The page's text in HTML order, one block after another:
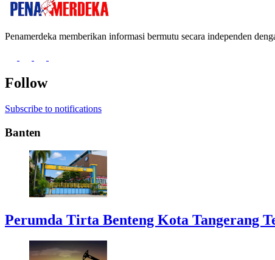
Penamerdeka memberikan informasi bermutu secara independen
Follow
Subscribe to notifications
Banten
Perumda Tirta Benteng Kota Tangerang